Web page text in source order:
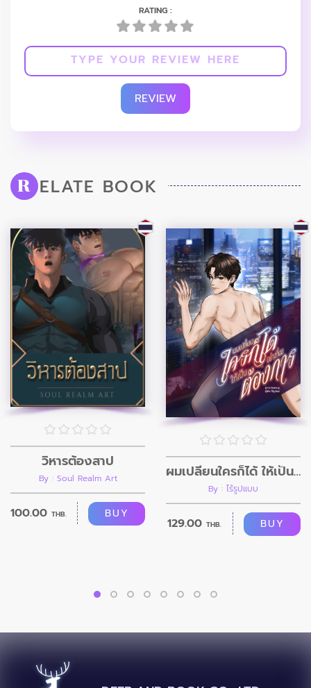
RATING :
REVIEW
R ELATE BOOK
วิหารต้องสาป
By : Soul Realm Art
100.00 THB. BUY
ผมเปลี่ยนใครก็ได้ ให้เป็นอย่างที่ผมต้องการ
By : ไร้รูปแบบ
129.00 THB. BUY